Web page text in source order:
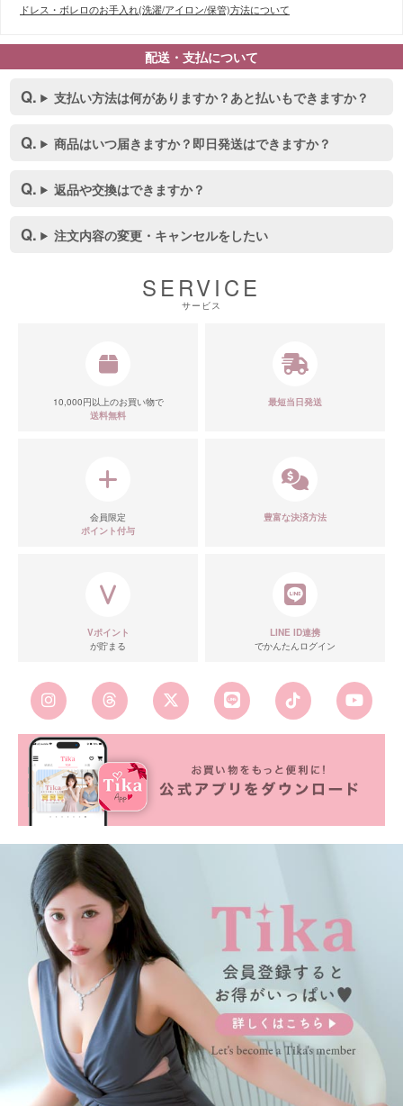
ドレス・ボレロのお手入れ(洗濯/アイロン/保管)方法について
配送・支払について
支払い方法は何がありますか？あと払いもできますか？
商品はいつ届きますか？即日発送はできますか？
返品や交換はできますか？
注文内容の変更・キャンセルをしたい
SERVICE
サービス
10,000円以上のお買い物で
送料無料
最短当日発送
会員限定
ポイント付与
豊富な決済方法
Vポイント
が貯まる
LINE ID連携
でかんたんログイン